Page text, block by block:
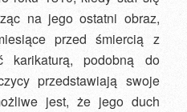
na jego ostatni obraz,
przed śmiercią z
karikaturą, podobną do
przedstawiają swoje
jest, że jego duch